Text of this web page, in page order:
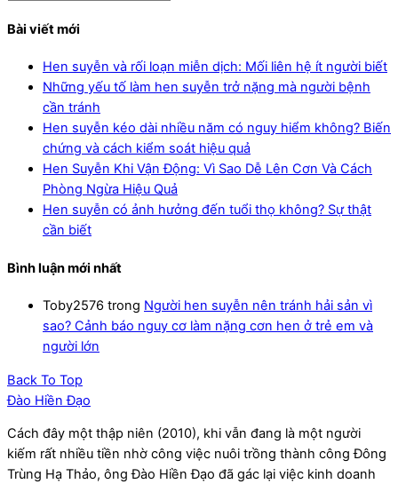
Bài viết mới
Hen suyễn và rối loạn miễn dịch: Mối liên hệ ít người biết
Những yếu tố làm hen suyễn trở nặng mà người bệnh
cần tránh
Hen suyễn kéo dài nhiều năm có nguy hiểm không? Biến
chứng và cách kiểm soát hiệu quả
Hen Suyễn Khi Vận Động: Vì Sao Dễ Lên Cơn Và Cách
Phòng Ngừa Hiệu Quả
Hen suyễn có ảnh hưởng đến tuổi thọ không? Sự thật
cần biết
Bình luận mới nhất
Toby2576 trong Người hen suyễn nên tránh hải sản vì
sao? Cảnh báo nguy cơ làm nặng cơn hen ở trẻ em và
người lớn
Back To Top
Đào Hiền Đạo
Cách đây một thập niên (2010), khi vẫn đang là một người
kiếm rất nhiều tiền nhờ công việc nuôi trồng thành công Đông
Trùng Hạ Thảo, ông Đào Hiền Đạo đã gác lại việc kinh doanh